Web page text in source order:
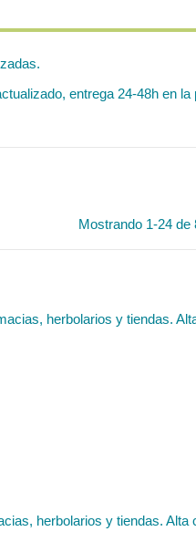
entrega 24-48h en
Mostrando 1-24 de
herbolarios y tiendas.
herbolarios y tiendas. Alta